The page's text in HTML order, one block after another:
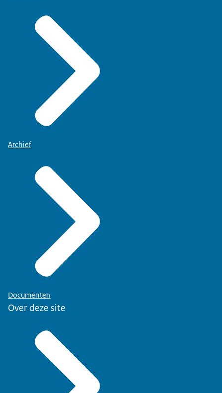
Archief
Documenten
Over deze site